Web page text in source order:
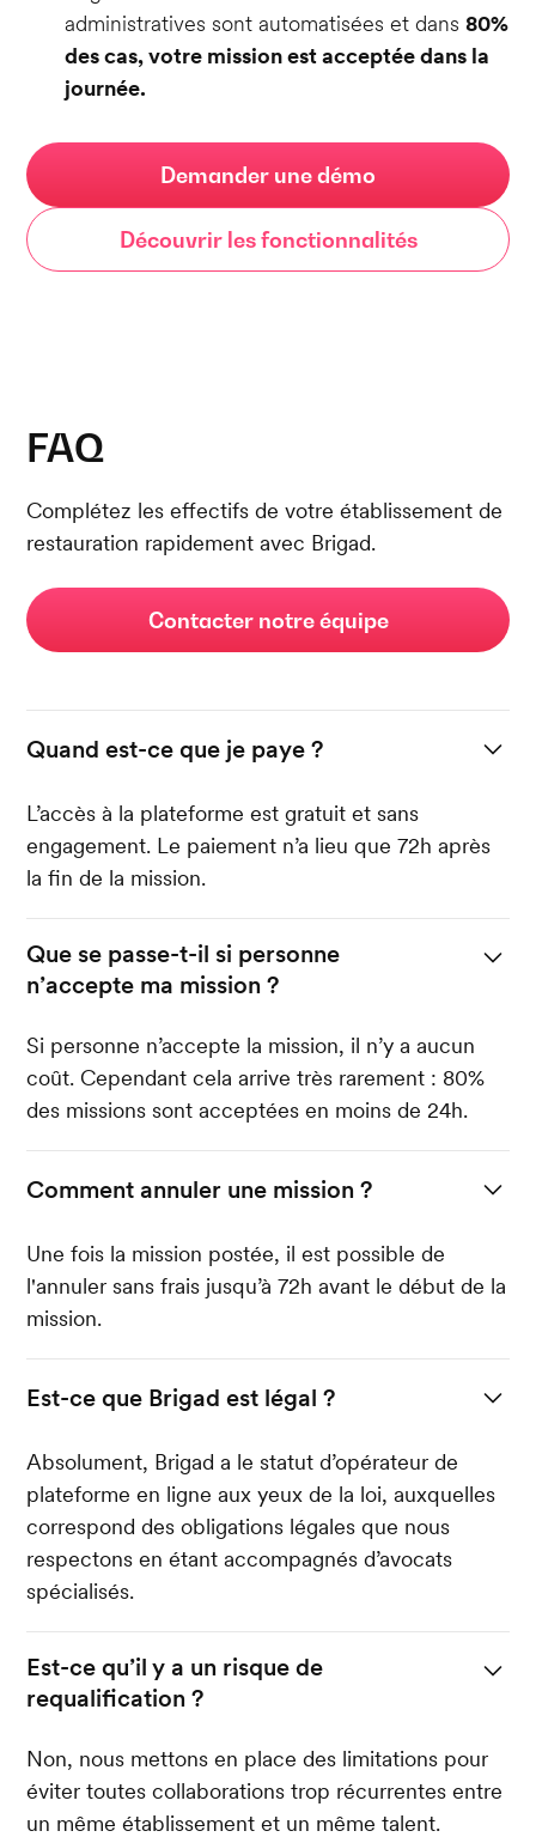
administratives sont automatisées et dans80%
des cas, votre mission est acceptée dans la
journée.
Demander une démo
Découvrir les fonctionnalités
FAQ
Complétez les effectifs de votre établissement de
restauration rapidement avec Brigad.
Contacter notre équipe
Quand est-ce que je paye ?
L’accès à la plateforme est gratuit et sans
engagement. Le paiement n’a lieu que 72h après
la fin de la mission.
Que se passe-t-il si personne
n’accepte ma mission ?
Si personne n’accepte la mission, il n’y a aucun
coût. Cependant cela arrive très rarement : 80%
des missions sont acceptées en moins de 24h.
Comment annuler une mission ?
Une fois la mission postée, il est possible de
l'annuler sans frais jusqu’à 72h avant le début de la
mission.
Est-ce que Brigad est légal ?
Absolument, Brigad a le statut d’opérateur de
plateforme en ligne aux yeux de la loi, auxquelles
correspond des obligations légales que nous
respectons en étant accompagnés d’avocats
spécialisés.
Est-ce qu’il y a un risque de
requalification ?
Non, nous mettons en place des limitations pour
éviter toutes collaborations trop récurrentes entre
un même établissement et un même talent.